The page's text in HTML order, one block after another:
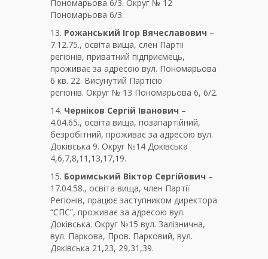
Пономарьова 6/3. Округ № 12
Пономарьова 6/3.
13. Рожанський Ігор Вячеславович –
7.12.75., освіта вища, слен Партії
регіонів, приватний підприємець,
проживає за адресою вул. Пономарьова
6 кв. 22. Висунутий Партією
регіонів. Округ № 13 Пономарьова 6, 6/2.
14. Черніков Сергій Іванович –
4.04.65., освіта вища, позапартійний,
безробітний, проживає за адресою вул.
Доківська 9. Округ №14 Доківська
4,6,7,8,11,13,17,19.
15. Боримський Віктор Сергійович –
17.04.58., освіта вища, член Партії
Регіонів, працює заступником директора
“СПС”, проживає за адресою вул.
Доківська. Округ №15 вул. Залізнична,
вул. Паркова, Пров. Парковий, вул.
Дяківська 21,23, 29,31,39.